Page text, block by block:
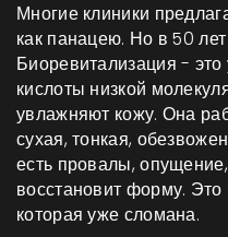
Многие клиники
как панацею. Но в 50
Биоревитализация -
кислоты низкой
увлажняют кожу. Она
сухая, тонкая,
есть провалы,
восстановит форму. Это
которая уже сломана.